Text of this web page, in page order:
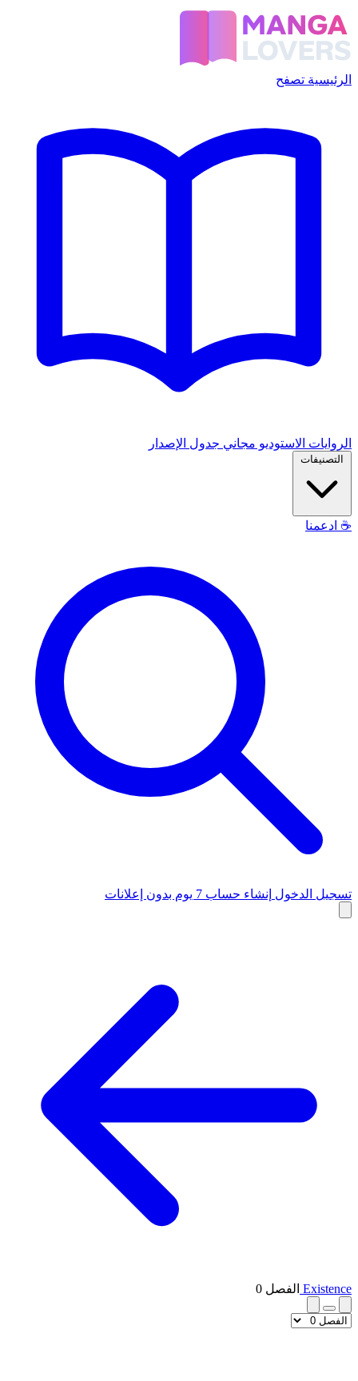
الرئيسية تصفح
الروايات الاستوديو مجاني جدول الإصدار
التصنيفات
☕ ادعمنا
تسجيل الدخول إنشاء حساب 7 يوم بدون إعلانات
Existence الفصل 0